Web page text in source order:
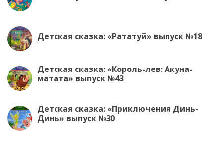
Детская сказка: «Рататуй» выпуск №18
Детская сказка: «Король-лев: Акуна-
матата» выпуск №43
Детская сказка: «Приключения Динь-
Динь» выпуск №30